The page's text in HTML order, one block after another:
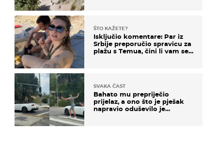
ŠTO KAŽETE?
Isključio komentare: Par iz
Srbije preporučio spravicu za
plažu s Temua, čini li vam se
SVAKA ČAST
Bahato mu prepriječio
prijelaz, a ono što je pješak
napravio oduševilo je